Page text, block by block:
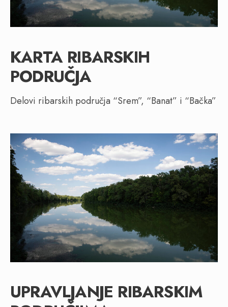
KARTA RIBARSKIH
PODRUČJA
Delovi ribarskih područja “Srem”, “Banat” i “Bačka”
UPRAVLJANJE RIBARSKIM